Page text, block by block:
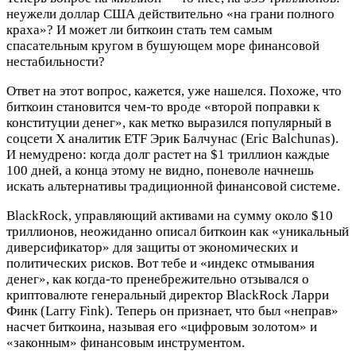
неужели доллар США действительно «на грани полного
краха»? И может ли биткоин стать тем самым
спасательным кругом в бушующем море финансовой
нестабильности?
Ответ на этот вопрос, кажется, уже нашелся. Похоже, что
биткоин становится чем-то вроде «второй поправки к
конституции денег», как метко выразился популярный в
соцсети X аналитик ETF Эрик Балчунас (Eric Balchunas).
И немудрено: когда долг растет на $1 триллион каждые
100 дней, а конца этому не видно, поневоле начнешь
искать альтернативы традиционной финансовой системе.
BlackRock, управляющий активами на сумму около $10
триллионов, неожиданно описал биткоин как «уникальный
диверсификатор» для защиты от экономических и
политических рисков. Вот тебе и «индекс отмывания
денег», как когда-то пренебрежительно отзывался о
криптовалюте генеральный директор BlackRock Ларри
Финк (Larry Fink). Теперь он признает, что был «неправ»
насчет биткоина, называя его «цифровым золотом» и
«законным» финансовым инструментом.